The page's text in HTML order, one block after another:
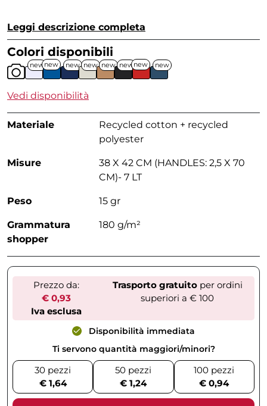
Leggi descrizione completa
Colori disponibili
new new new new new new new new
Vedi disponibilità
Materiale
Recycled cotton + recycled
polyester
Misure
38 X 42 CM (HANDLES: 2,5 X 70
CM)- 7 LT
Peso 15 gr
Grammatura
shopper
180 g/m²
Prezzo da:
€ 0,93
Iva esclusa
Trasporto gratuitoper ordini
superiori a € 100
Disponibilità immediata
Ti servono quantità maggiori/minori?
30 pezzi
€ 1,64
50 pezzi
€ 1,24
100 pezzi
€ 0,94